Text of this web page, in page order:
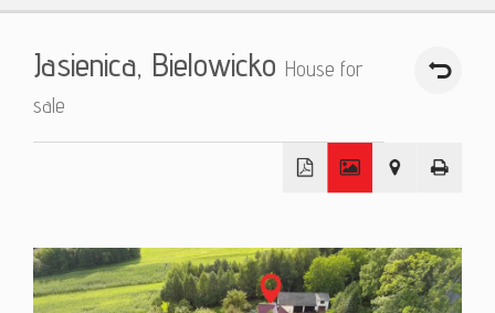
Home
Jasienica, Bielowicko House for
sale
−